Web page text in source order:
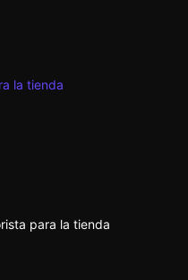
para la tienda